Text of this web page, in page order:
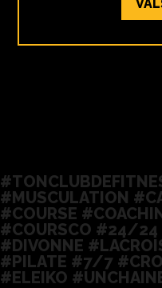
#MUSCULATION
#COURSE
#COURSCO #24/24
#DIVONNE
#PILATE #7/7
#ELEIKO